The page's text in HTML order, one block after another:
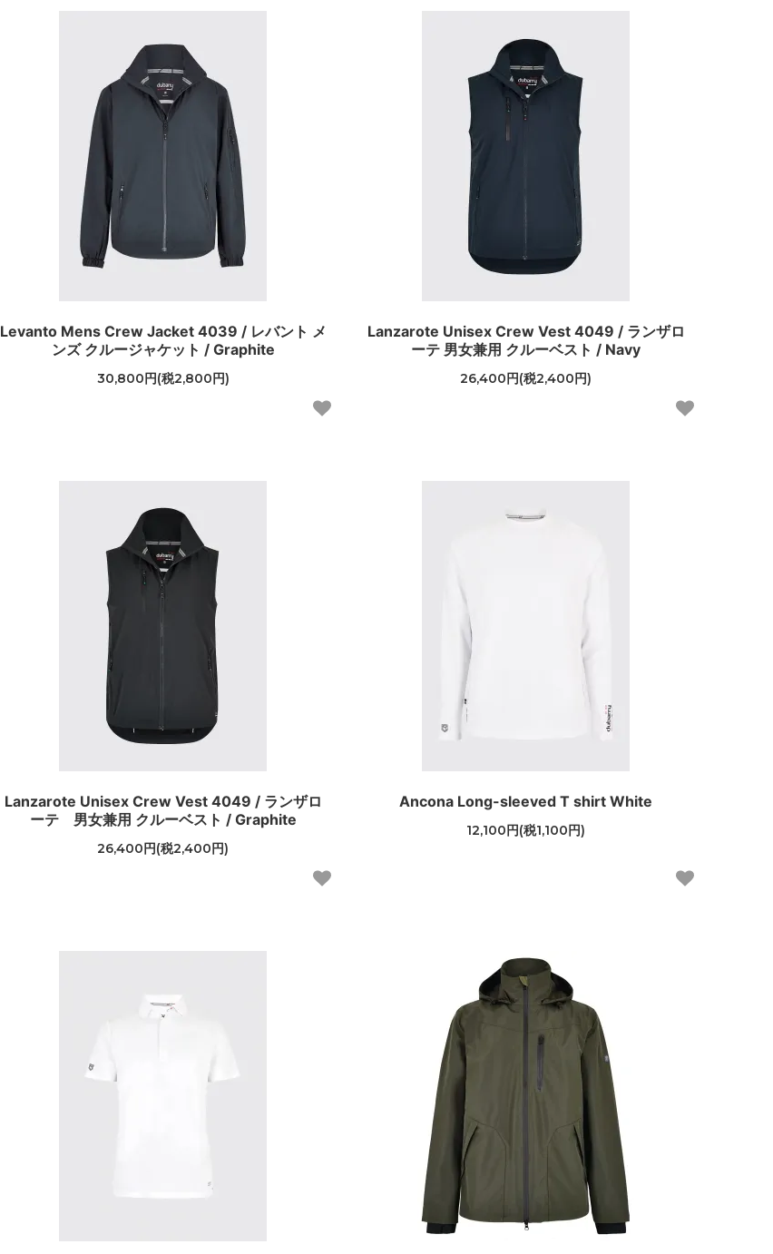
Levanto Mens Crew Jacket 4039 / レバント メ
ンズ クルージャケット / Graphite
30,800円(税2,800円)
Lanzarote Unisex Crew Vest 4049 / ランザロ
ーテ 男女兼用 クルーベスト / Navy
26,400円(税2,400円)
Lanzarote Unisex Crew Vest 4049 / ランザロ
ーテ 男女兼用 クルーベスト / Graphite
26,400円(税2,400円)
Ancona Long-sleeved T shirt White
12,100円(税1,100円)